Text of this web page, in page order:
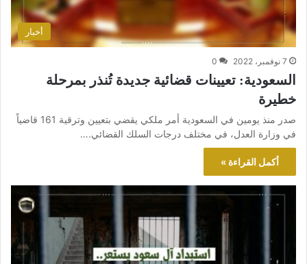
أخبار
7 نوفمبر، 2022 0
السعودية: تعيينات قضائية جديدة تُنذر بمرحلة
خطيرة
صدر منذ يومين في السعودية أمر ملكي يقضي بتعيين وترقية 161 قاضياً
في وزارة العدل، في مختلف درجات السلك القضائي.…
أكمل القراءة »